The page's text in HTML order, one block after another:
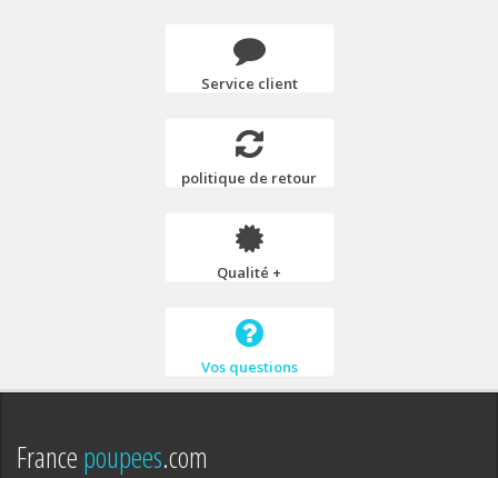
Service client
politique de retour
Qualité +
Vos questions
Francepoupees.com